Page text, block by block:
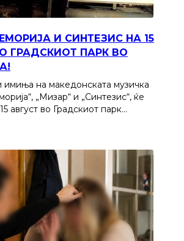
И СИНТЕЗИС НА 15
ГРАДСКИОТ ПАРК ВО
имиња на македонската музичка
„Мизар“ и „Синтезис“, ќе
август во Градскиот парк…